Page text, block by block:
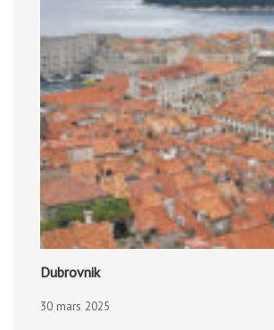
Dubrovnik
30 mars 2025